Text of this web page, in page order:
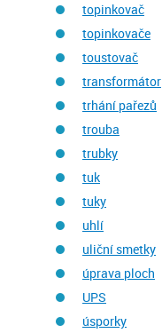
topinkovač
topinkovače
toustovač
transformátor
trhání pařezů
trouba
trubky
tuk
tuky
uhlí
uliční smetky
úprava ploch
UPS
úsporky